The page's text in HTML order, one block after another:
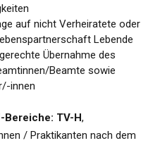
auf nicht Verheiratete oder
Lebende
Übernahme des
Beamte sowie
innen
TV-H,
/ Praktikanten nach dem